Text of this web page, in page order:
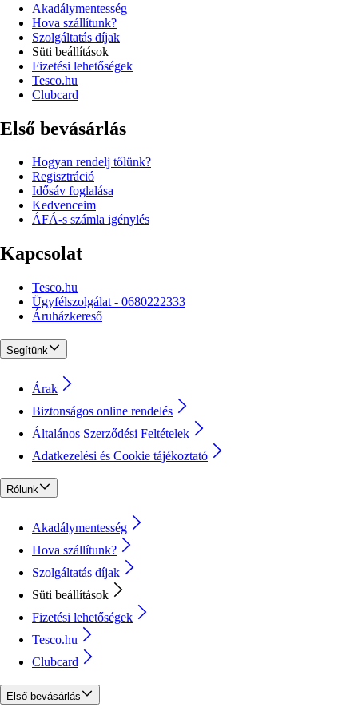
Akadálymentesség
Hova szállítunk?
Szolgáltatás díjak
Süti beállítások
Fizetési lehetőségek
Tesco.hu
Clubcard
Első bevásárlás
Hogyan rendelj tőlünk?
Regisztráció
Idősáv foglalása
Kedvenceim
ÁFÁ-s számla igénylés
Kapcsolat
Tesco.hu
Ügyfélszolgálat - 0680222333
Áruházkereső
Segítünk
Árak
Biztonságos online rendelés
Általános Szerződési Feltételek
Adatkezelési és Cookie tájékoztató
Rólunk
Akadálymentesség
Hova szállítunk?
Szolgáltatás díjak
Süti beállítások
Fizetési lehetőségek
Tesco.hu
Clubcard
Első bevásárlás